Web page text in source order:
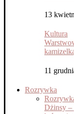
13
Kultura
11
Rozrywka
Dżinsy –